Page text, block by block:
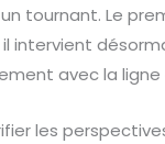
tournant. Le
intervient
avec la
les